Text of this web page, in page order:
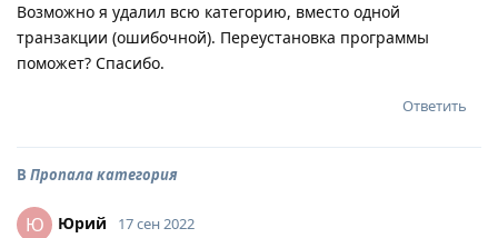
Возможно я удалил всю категорию, вместо одной
транзакции (ошибочной). Переустановка программы
поможет? Спасибо.
Ответить
В Пропала категория
Ю Юрий 17 сен 2022